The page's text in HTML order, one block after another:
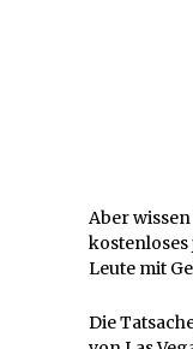
Aber
kostenloses
Leute mit
Die